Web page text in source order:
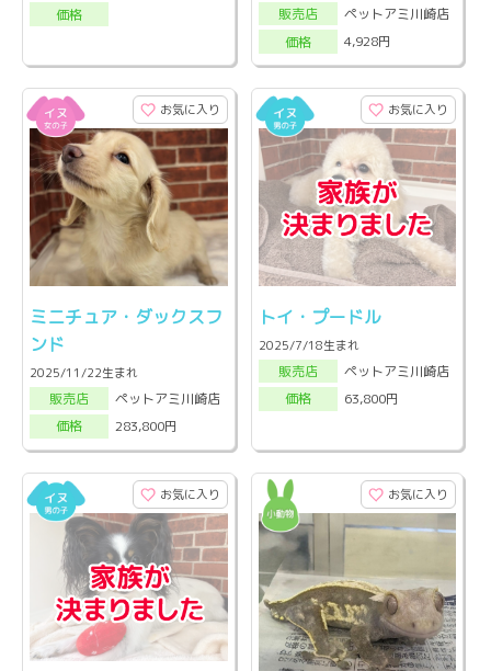
価格
販売店
ペットアミ川崎店
価格
4,928円
お気に入り
ミニチュア・ダックスフ
ンド
2025/11/22生まれ
販売店
ペットアミ川崎店
価格
283,800円
お気に入り
トイ・プードル
2025/7/18生まれ
販売店
ペットアミ川崎店
価格
63,800円
お気に入り お気に入り